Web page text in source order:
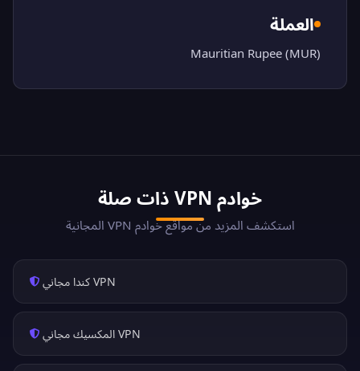
العملة
Mauritian Rupee (MUR)
خوادم VPN ذات صلة
استكشف المزيد من مواقع خوادم VPN المجانية
VPN كندا مجاني
VPN المكسيك مجاني